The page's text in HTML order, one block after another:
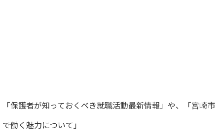
「保護者が知っておくべき就職活動最新情報」や、「宮崎市
で働く魅力について」